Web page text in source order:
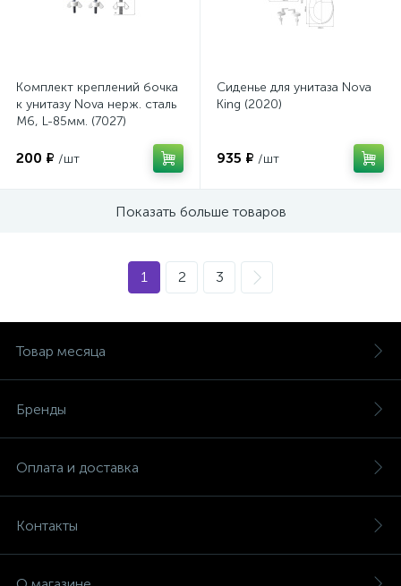
Комплект креплений бочка
к унитазу Nova нерж. сталь
М6, L-85мм. (7027)
200 ₽ /шт
Сиденье для унитаза Nova
King (2020)
935 ₽ /шт
Показать больше товаров
1 2 3
Товар месяца
Бренды
Оплата и доставка
Контакты